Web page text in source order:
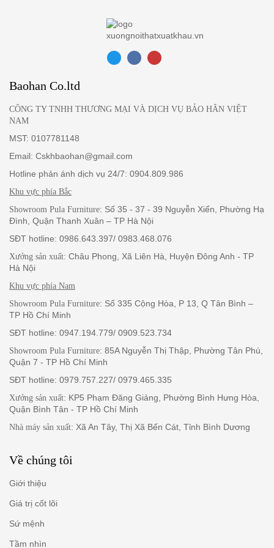
Baohan Co.ltd
CÔNG TY TNHH THƯƠNG MẠI VÀ DỊCH VỤ BẢO HÂN VIỆT
NAM
MST: 0107781148
Email: Cskhbaohan@gmail.com
Hotline phản ánh dịch vụ 24/7: 0904.809.986
Khu vực phía Bắc
Showroom Pula Furniture: Số 35 - 37 - 39 Nguyễn Xiển, Phường Hạ
Đình, Quận Thanh Xuân – TP Hà Nội
SĐT hotline: 0986.643.397/ 0983.468.076
Xưởng sản xuất: Châu Phong, Xã Liên Hà, Huyện Đông Anh - TP
Hà Nội
Khu vực phía Nam
Showroom Pula Furniture: Số 335 Cộng Hòa, P 13, Q Tân Bình –
TP Hồ Chí Minh
SĐT hotline: 0947.194.779/ 0909.523.734
Showroom Pula Furniture: 85A Nguyễn Thị Thập, Phường Tân Phú,
Quận 7 - TP Hồ Chí Minh
SĐT hotline: 0979.757.227/ 0979.465.335
Xưởng sản xuất: KP5 Phạm Đăng Giảng, Phường Bình Hưng Hòa,
Quận Bình Tân - TP Hồ Chí Minh
Nhà máy sản xuất: Xã An Tây, Thị Xã Bến Cát, Tỉnh Bình Dương
Về chúng tôi
Giới thiệu
Giá trị cốt lõi
Sứ mệnh
Tầm nhìn